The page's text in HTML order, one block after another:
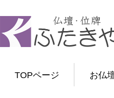
TOPページ お仏